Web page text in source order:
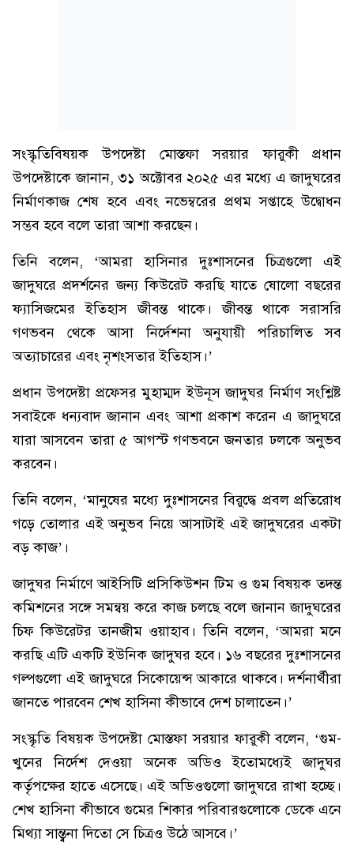
সংস্কৃতিবিষয়ক উপদেষ্টা মোস্তফা সরয়ার ফারুকী প্রধান
উপদেষ্টাকে জানান, ৩১ অক্টোবর ২০২৫ এর মধ্যে এ জাদুঘরের
নির্মাণকাজ শেষ হবে এবং নভেম্বরের প্রথম সপ্তাহে উদ্বোধন
সম্ভব হবে বলে তারা আশা করছেন।
তিনি বলেন, ‘আমরা হাসিনার দুঃশাসনের চিত্রগুলো এই
জাদুঘরে প্রদর্শনের জন্য কিউরেট করছি যাতে ষোলো বছরের
ফ্যাসিজমের ইতিহাস জীবন্ত থাকে। জীবন্ত থাকে সরাসরি
গণভবন থেকে আসা নির্দেশনা অনুযায়ী পরিচালিত সব
অত্যাচারের এবং নৃশংসতার ইতিহাস।’
প্রধান উপদেষ্টা প্রফেসর মুহাম্মদ ইউনূস জাদুঘর নির্মাণ সংশ্লিষ্ট
সবাইকে ধন্যবাদ জানান এবং আশা প্রকাশ করেন এ জাদুঘরে
যারা আসবেন তারা ৫ আগস্ট গণভবনে জনতার ঢলকে অনুভব
করবেন।
তিনি বলেন, ‘মানুষের মধ্যে দুঃশাসনের বিরুদ্ধে প্রবল প্রতিরোধ
গড়ে তোলার এই অনুভব নিয়ে আসাটাই এই জাদুঘরের একটা
বড় কাজ’।
জাদুঘর নির্মাণে আইসিটি প্রসিকিউশন টিম ও গুম বিষয়ক তদন্ত
কমিশনের সঙ্গে সমন্বয় করে কাজ চলছে বলে জানান জাদুঘরের
চিফ কিউরেটর তানজীম ওয়াহাব। তিনি বলেন, ‘আমরা মনে
করছি এটি একটি ইউনিক জাদুঘর হবে। ১৬ বছরের দুঃশাসনের
গল্পগুলো এই জাদুঘরে সিকোয়েন্স আকারে থাকবে। দর্শনার্থীরা
জানতে পারবেন শেখ হাসিনা কীভাবে দেশ চালাতেন।’
সংস্কৃতি বিষয়ক উপদেষ্টা মোস্তফা সরয়ার ফারুকী বলেন, ‘গুম-
খুনের নির্দেশ দেওয়া অনেক অডিও ইতোমধ্যেই জাদুঘর
কর্তৃপক্ষের হাতে এসেছে। এই অডিওগুলো জাদুঘরে রাখা হচ্ছে।
শেখ হাসিনা কীভাবে গুমের শিকার পরিবারগুলোকে ডেকে এনে
মিথ্যা সান্ত্বনা দিতো সে চিত্রও উঠে আসবে।’